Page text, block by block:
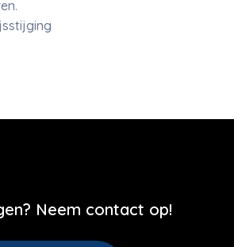
Neem contact op!